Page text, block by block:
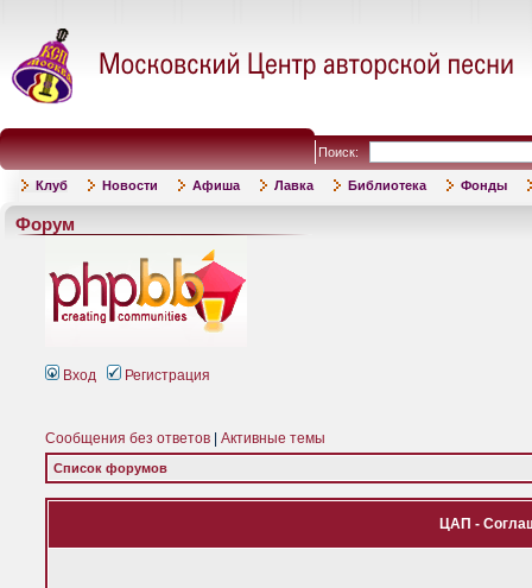
Поиск:
Клуб Новости Афиша Лавка Библиотека Фонды
Форум
Вход Регистрация
Сообщения без ответов Активные темы
Список форумов
ЦАП -